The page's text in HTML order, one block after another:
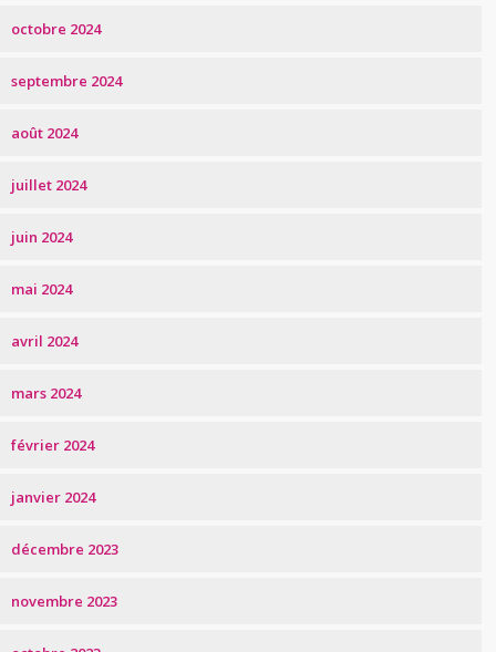
octobre 2024
septembre 2024
août 2024
juillet 2024
juin 2024
mai 2024
avril 2024
mars 2024
février 2024
janvier 2024
décembre 2023
novembre 2023